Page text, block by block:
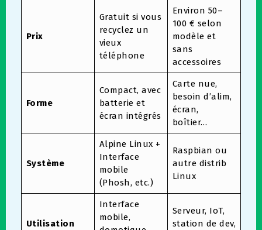
Prix
Gratuit si vous
recyclez un
vieux
téléphone
Environ 50–
100 € selon
modèle et
sans
accessoires
Forme
Compact, avec
batterie et
écran intégrés
Carte nue,
besoin d’alim,
écran,
boîtier…
Système
Alpine Linux +
Interface
mobile
(Phosh, etc.)
Raspbian ou
autre distrib
Linux
Utilisation
Interface
mobile,
Serveur, IoT,
station de dev,